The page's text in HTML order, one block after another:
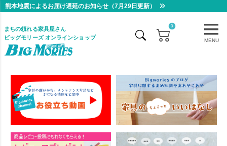
熊本地震によるお届け遅延のお知らせ（7月29日更新）
MENU
まちの頼れる家具屋さん
ビッグモリーズ オンラインショップ
0